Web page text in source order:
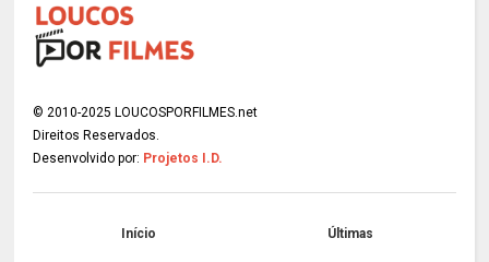
© 2010-2025 LOUCOSPORFILMES.net
Direitos Reservados.
Desenvolvido por: Projetos I.D.
Início Últimas